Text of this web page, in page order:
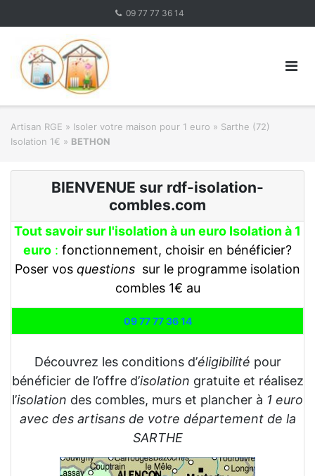
09 77 77 36 14
Artisan RGE » Isoler votre maison pour 1 euro » Sarthe (72)
Isolation 1€ » BETHON
BIENVENUE sur rdf-isolation-
combles.com
Tout savoir sur l'isolation à un euro Isolation à 1
euro : fonctionnement, choisir en bénéficier?
Poser vos questions sur le programme isolation
combles 1€ au
09 77 77 36 14
Découvrez les conditions d’éligibilité pour
bénéficier de l’offre d’isolation gratuite et réalisez
l’isolation des combles, murs et plancher à 1 euro
avec des artisans de votre département de la
SARTHE